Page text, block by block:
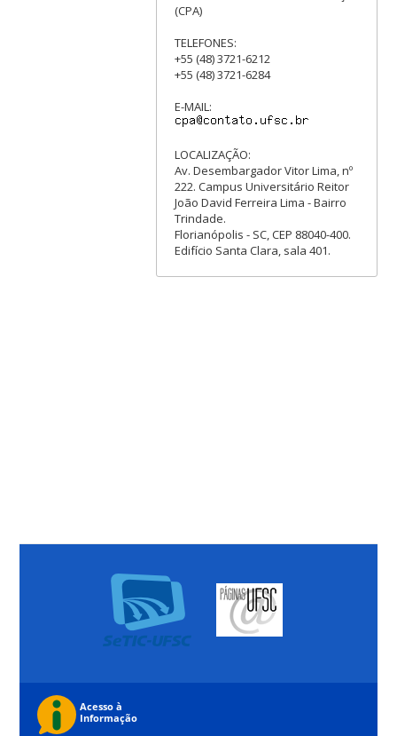
(CPA)
TELEFONES:
+55 (48) 3721-6212
+55 (48) 3721-6284
E-MAIL:
LOCALIZAÇÃO:
Av. Desembargador Vitor Lima, nº
222. Campus Universitário Reitor
João David Ferreira Lima - Bairro
Trindade.
Florianópolis - SC, CEP 88040-400.
Edifício Santa Clara, sala 401.